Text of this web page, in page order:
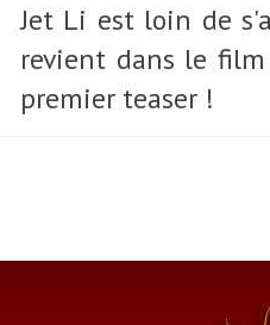
Jet Li est loin de
revient dans le
premier teaser !